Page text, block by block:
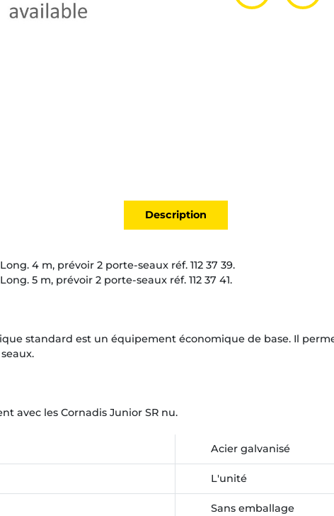
Partager
Description
4 m, prévoir 2 porte-seaux réf. 112 37 39.
5 m, prévoir 2 porte-seaux réf. 112 37 41.
standard est un équipement économique de base. Il
avec les Cornadis Junior SR nu.
Acier galvanisé
L'unité
Sans emballage